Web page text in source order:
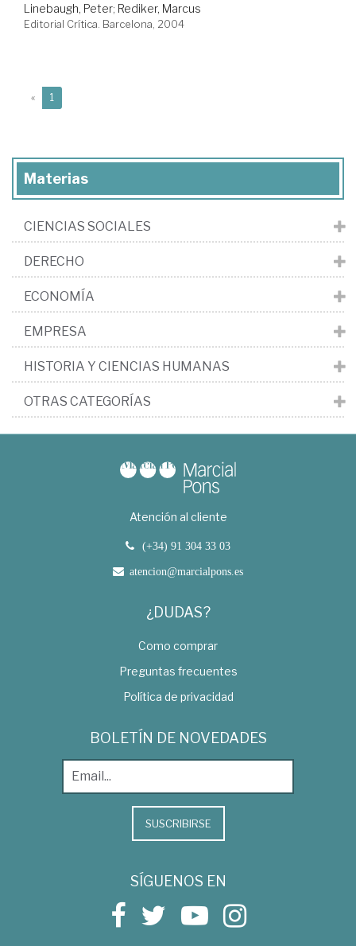
Linebaugh, Peter; Rediker, Marcus
Editorial Crítica. Barcelona, 2004
« 1
Materias
CIENCIAS SOCIALES
DERECHO
ECONOMÍA
EMPRESA
HISTORIA Y CIENCIAS HUMANAS
OTRAS CATEGORÍAS
Atención al cliente
(+34) 91 304 33 03
atencion@marcialpons.es
¿DUDAS?
Como comprar
Preguntas frecuentes
Política de privacidad
BOLETÍN DE NOVEDADES
SUSCRIBIRSE
SÍGUENOS EN